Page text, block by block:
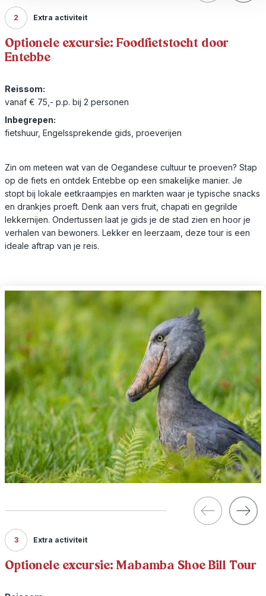
2 Extra activiteit
Optionele excursie: Foodfietstocht door
Entebbe
Reissom:
vanaf € 75,- p.p. bij 2 personen
Inbegrepen:
fietshuur, Engelssprekende gids, proeverijen
Zin om meteen wat van de Oegandese cultuur te proeven? Stap
op de fiets en ontdek Entebbe op een smakelijke manier. Je
stopt bij lokale eetkraampjes en markten waar je typische snacks
en drankjes proeft. Denk aan vers fruit, chapati en gegrilde
lekkernijen. Ondertussen laat je gids je de stad zien en hoor je
verhalen van bewoners. Lekker en leerzaam, deze tour is een
ideale aftrap van je reis.
3 Extra activiteit
Optionele excursie: Mabamba Shoe Bill Tour